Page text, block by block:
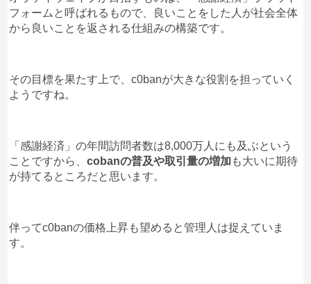
フォームと呼ばれるもので、良いことをした人が社会全体
から良いことを返される仕組みの構築です。
その目標を果たす上で、c0banが大きな役割を担っていく
ようですね。
「感謝経済」の年間訪問者数は8,000万人にも及ぶという
ことですから、cobanの普及や取引量の増加 も大いに期待
が持てるところだと思います。
伴ってc0banの価格上昇も望めると管理人は捉えていま
す。